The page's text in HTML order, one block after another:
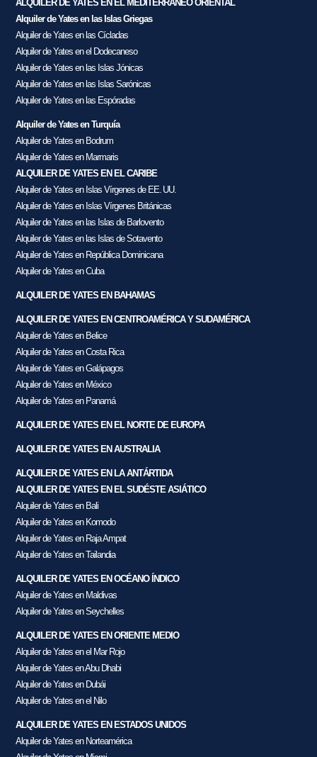
ALQUILER DE YATES EN EL MEDITERRÁNEO ORIENTAL
Alquiler de Yates en las Islas Griegas
Alquiler de Yates en las Cícladas
Alquiler de Yates en el Dodecaneso
Alquiler de Yates en las Islas Jónicas
Alquiler de Yates en las Islas Sarónicas
Alquiler de Yates en las Espóradas
Alquiler de Yates en Turquía
Alquiler de Yates en Bodrum
Alquiler de Yates en Marmaris
ALQUILER DE YATES EN EL CARIBE
Alquiler de Yates en Islas Vírgenes de EE. UU.
Alquiler de Yates en Islas Vírgenes Británicas
Alquiler de Yates en las Islas de Barlovento
Alquiler de Yates en las Islas de Sotavento
Alquiler de Yates en República Dominicana
Alquiler de Yates en Cuba
ALQUILER DE YATES EN BAHAMAS
ALQUILER DE YATES EN CENTROAMÉRICA Y SUDAMÉRICA
Alquiler de Yates en Belice
Alquiler de Yates en Costa Rica
Alquiler de Yates en Galápagos
Alquiler de Yates en México
Alquiler de Yates en Panamá
ALQUILER DE YATES EN EL NORTE DE EUROPA
ALQUILER DE YATES EN AUSTRALIA
ALQUILER DE YATES EN LA ANTÁRTIDA
ALQUILER DE YATES EN EL SUDÉSTE ASIÁTICO
Alquiler de Yates en Bali
Alquiler de Yates en Komodo
Alquiler de Yates en Raja Ampat
Alquiler de Yates en Tailandia
ALQUILER DE YATES EN OCÉANO ÍNDICO
Alquiler de Yates en Maldivas
Alquiler de Yates en Seychelles
ALQUILER DE YATES EN ORIENTE MEDIO
Alquiler de Yates en el Mar Rojo
Alquiler de Yates en Abu Dhabi
Alquiler de Yates en Dubái
Alquiler de Yates en el Nilo
ALQUILER DE YATES EN ESTADOS UNIDOS
Alquiler de Yates en Norteamérica